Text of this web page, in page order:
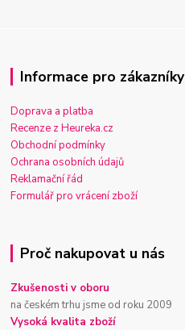
Informace pro zákazníky
Doprava a platba
Recenze z Heureka.cz
Obchodní podmínky
Ochrana osobních údajů
Reklamační řád
Formulář pro vrácení zboží
Proč nakupovat u nás
Zkušenosti v oboru
na českém trhu jsme od roku 2009
Vysoká kvalita zboží